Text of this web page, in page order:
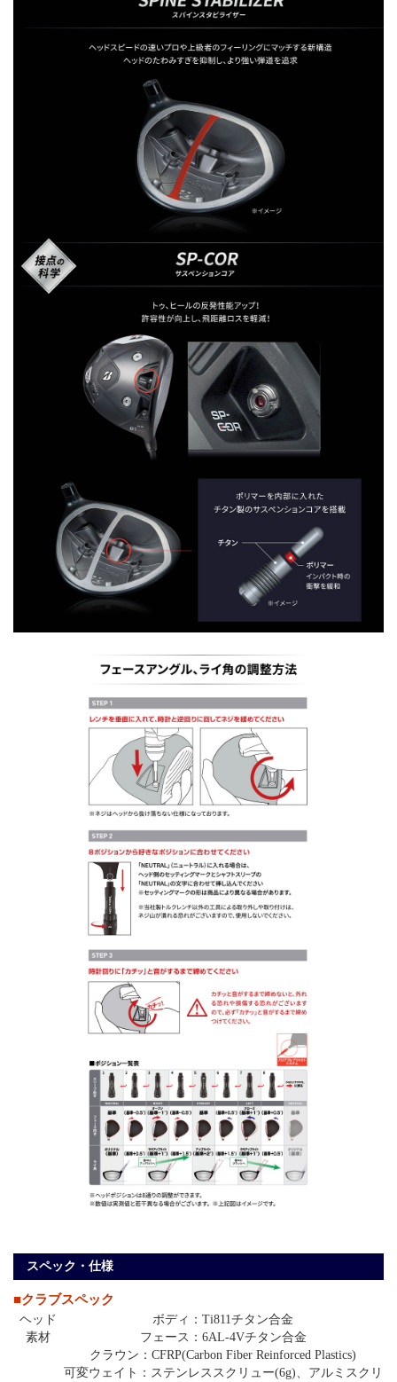
スペック・仕様
■クラブスペック
ヘッド
素材
ボディ：Ti811チタン合金
フェース：6AL-4Vチタン合金
クラウン：CFRP(Carbon Fiber Reinforced Plastics)
可変ウェイト：ステンレススクリュー(6g)、アルミスクリ